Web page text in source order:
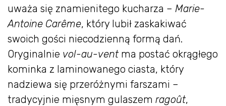
uważa się znamienitego kucharza – Marie-
Antoine Carême, który lubił zaskakiwać
swoich gości niecodzienną formą dań.
Oryginalnie vol-au-ventma postać okrągłego
kominka z laminowanego ciasta, który
nadziewa się przeróżnymi farszami –
tradycyjnie mięsnym gulaszem ragoût,